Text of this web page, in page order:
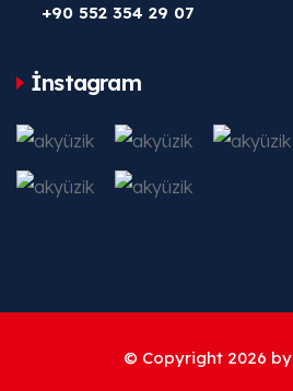
+90 552 354 29 07
İnstagram
© Copyright 2026 by